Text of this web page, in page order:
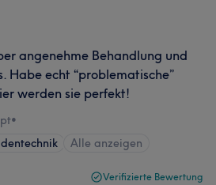
angenehme Behandlung und
Habe echt “problematische”
werden sie perfekt!
•
Alle anzeigen
Verifizierte Bewertung